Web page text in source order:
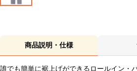
商品説明・仕様
誰でも簡単に裾上げができるロールイン・